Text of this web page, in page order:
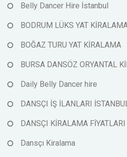
Belly Dancer Hire İstanbul
BODRUM LÜKS YAT
BOĞAZ TURU YAT KİRALAMA
BURSA DANSÖZ ORYANTAL
Daily Belly Dancer hire
DANSÇI İŞ İLANLARI
DANSÇI KİRALAMA FİYATLARI
Dansçı Kiralama